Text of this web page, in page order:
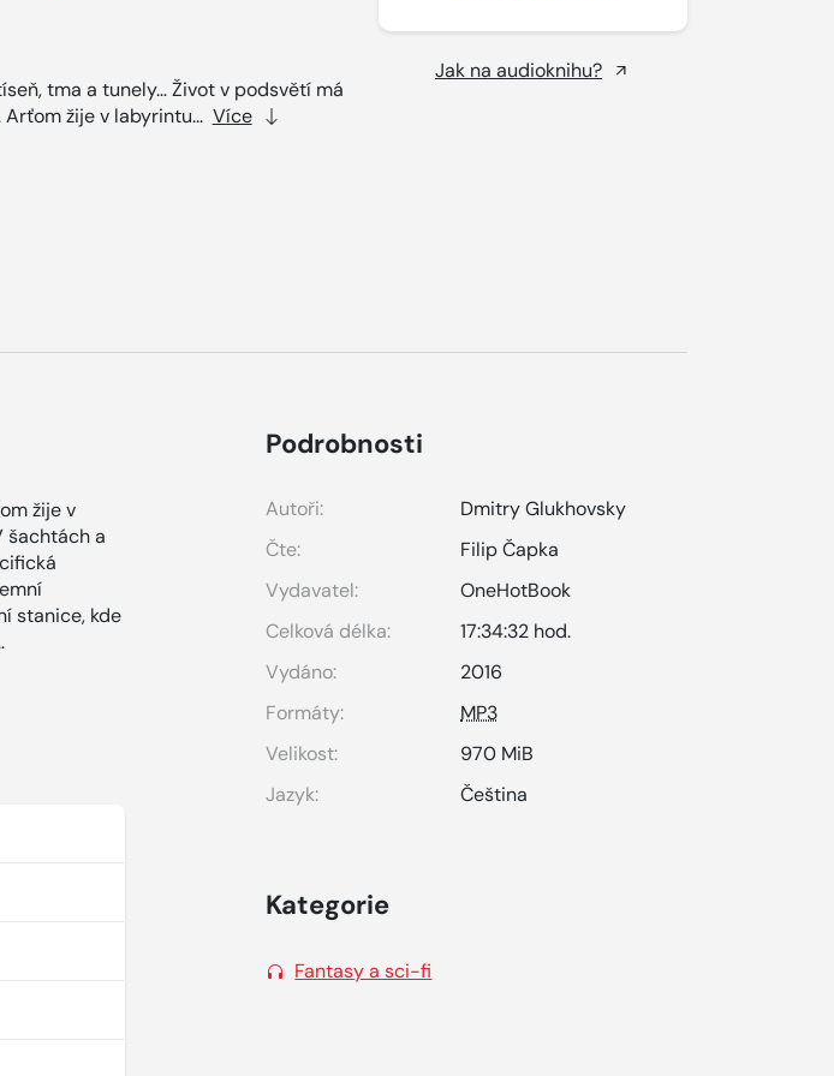
tma a tunely… Život v podsvětí má
Arťom žije v labyrintu... Více
Jak na audioknihu?
žije v
šachtách a
stanice, kde
Podrobnosti
Autoři:
Dmitry Glukhovsky
Čte:
Filip Čapka
Vydavatel:
OneHotBook
Celková délka:
17:34:32 hod.
Vydáno:
2016
Formáty:
MP3
Velikost:
970 MiB
Jazyk:
Čeština
Kategorie
Fantasy a sci-fi